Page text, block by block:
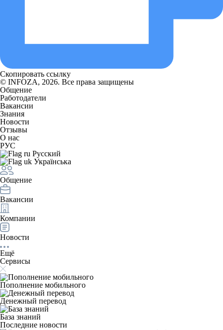
Скопировать ссылку
© INFOZA, 2026. Все права защищены
Общение
Работодатели
Вакансии
Знания
Новости
Отзывы
О нас
РУС
Русский
Українська
Общение
Вакансии
Компании
Новости
Ещё
Сервисы
Пополнение мобильного
Денежный перевод
База знаний
Последние новости